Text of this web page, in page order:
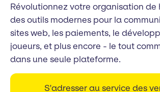
Révolutionnez votre organisation
des outils modernes pour la
sites web, les paiements, le
joueurs, et plus encore - le tout
dans une seule plateforme.
S'adresser au service des